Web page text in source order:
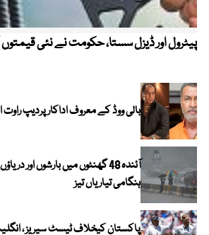
پیٹرول اور ڈیزل سستا، حکومت نے نئی قیمتوں
بالی ووڈ کے معروف اداکار پردیپ راوت
آئندہ 48 گھنٹوں میں بارشوں اور
ہنگامی تیاریاں تیز